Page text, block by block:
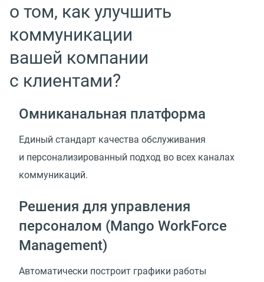
о том, как улучшить
коммуникации
вашей компании
с клиентами?
Омниканальная платформа
Единый стандарт качества обслуживания
и персонализированный подход во всех каналах
коммуникаций.
Решения для управления
персоналом (Mango WorkForce
Management)
Автоматически построит графики работы